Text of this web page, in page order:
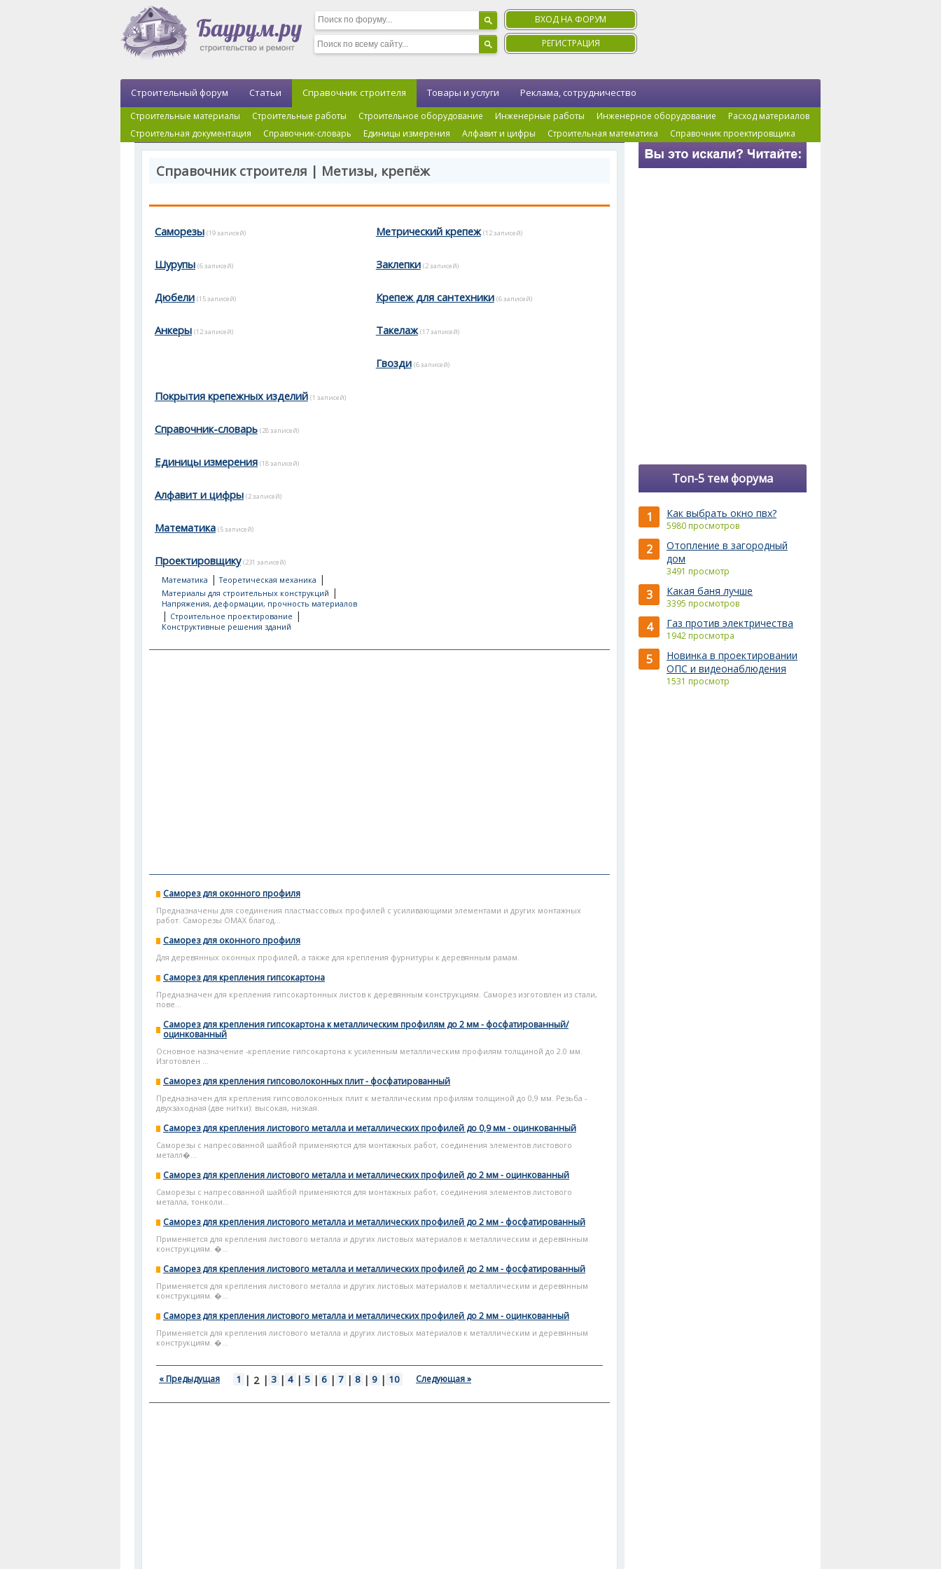
ВХОД НА ФОРУМ
РЕГИСТРАЦИЯ
Строительный форум Статьи Справочник строителя
Строительные материалы Строительные работы Строительное оборудование Инженерные работы Инженерное оборудование
Расход материалов
Строительная документация
Справочник-словарь Единицы измерения Алфавит и цифры Строительная математика Справочник проектировщика
Товары и услуги Реклама, сотрудничество
Справочник строителя | Метизы, крепёж
Саморезы (19 записей)
Шурупы (6 записей)
Дюбели (15 записей)
Анкеры (12 записей)
Метрический крепеж (12 записей)
Заклепки (2 записей)
Крепеж для сантехники (6 записей)
Такелаж (17 записей)
Гвозди (6 записей)
Покрытия крепежных изделий (1 записей)
Справочник-словарь (28 записей)
Единицы измерения (18 записей)
Алфавит и цифры (2 записей)
Математика (5 записей)
Проектировщику (231 записей)
Математика |Теоретическая механика |
Материалы для строительных конструкций |
Напряжения, деформации, прочность материалов
| Строительное проектирование |
Конструктивные решения зданий
Саморез для оконного профиля
Предназначены для соединения пластмассовых профилей с усиливающими элементами и других монтажных
работ. Саморезы OMAX благод...
Саморез для оконного профиля
Для деревянных оконных профилей, а также для крепления фурнитуры к деревянным рамам.
Cаморез для крепления гипсокартона
Предназначен для крепления гипсокартонных листов к деревянным конструкциям. Саморез изготовлен из стали,
пове...
Саморез для крепления гипсокартона к металлическим профилям до 2 мм - фосфатированный/
оцинкованный
Основное назначение -крепление гипсокартона к усиленным металлическим профилям толщиной до 2.0 мм.
Изготовлен ...
Саморез для крепления гипсоволоконных плит - фосфатированный
Предназначен для крепления гипсоволоконных плит к металлическим профилям толщиной до 0,9 мм. Резьба -
двухзаходная (две нитки): высокая, низкая.
Саморез для крепления листового металла и металлических профилей до 0,9 мм - оцинкованный
Саморезы с напресованной шайбой применяются для монтажных работ, соединения элементов листового
металл�...
Саморез для крепления листового металла и металлических профилей до 2 мм - оцинкованный
Саморезы с напресованной шайбой применяются для монтажных работ, соединения элементов листового
металла, тонколи...
Саморез для крепления листового металла и металлических профилей до 2 мм - фосфатированный
Применяется для крепления листового металла и других листовых материалов к металлическим и деревянным
конструкциям. �...
Саморез для крепления листового металла и металлических профилей до 2 мм - фосфатированный
Применяется для крепления листового металла и других листовых материалов к металлическим и деревянным
конструкциям. �...
Саморез для крепления листового металла и металлических профилей до 2 мм - оцинкованный
Применяется для крепления листового металла и других листовых материалов к металлическим и деревянным
конструкциям. �...
« Предыдущая 1 | 2 | 3 | 4 | 5 | 6 | 7 | 8 | 9 | 10 Следующая »
Топ-5 тем форума
1 Как выбрать окно пвх?
5980 просмотров
2
Отопление в загородный
дом
3491 просмотр
3 Какая баня лучше
3395 просмотров
4 Газ против электричества
1942 просмотра
5
Новинка в проектировании
ОПС и видеонаблюдения
1531 просмотр